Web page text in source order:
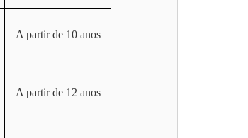
A partir de 10 anos
A partir de 12 anos